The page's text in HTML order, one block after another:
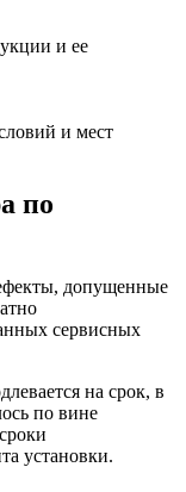
и ее
и мест
по
допущенные
сервисных
на срок, в
по вине
установки.